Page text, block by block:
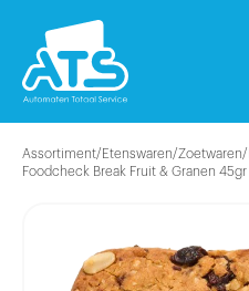
Assortiment/Etenswaren/Zoetwaren/
Foodcheck Break Fruit & Granen 45gr